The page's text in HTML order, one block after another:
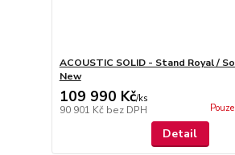
ACOUSTIC SOLID - Stand Royal /
New
109 990 Kč/ks
90 901 Kč bez DPH
Detail